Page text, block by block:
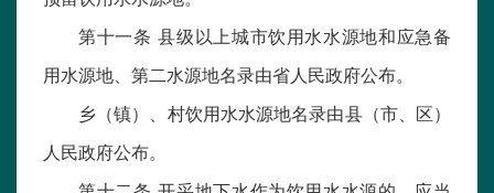
第十一条 县级以上城市饮用水水源地和应急备
用水源地、第二水源地名录由省人民政府公布。
乡（镇）、村饮用水水源地名录由县（市、区）
人民政府公布。